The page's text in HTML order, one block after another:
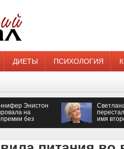
ДИЕТЫ ПСИХОЛОГИЯ
Энистон
на
без
имя